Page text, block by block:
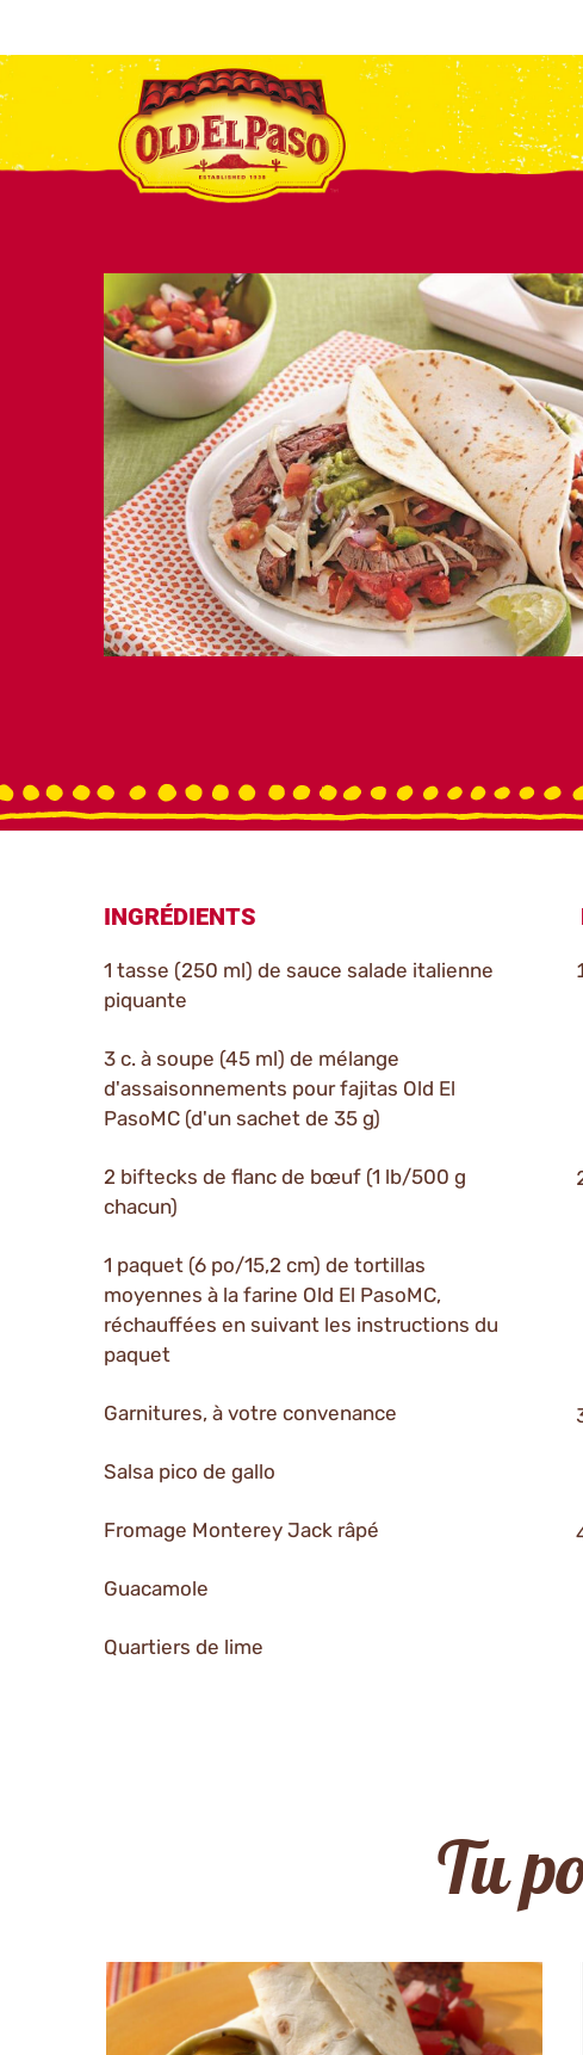
INGRÉDIENTS
1 tasse (250 ml) de sauce salade italienne
piquante
3 c. à soupe (45 ml) de mélange
d'assaisonnements pour fajitas Old El
PasoMC (d'un sachet de 35 g)
2 biftecks de flanc de bœuf (1 lb/500 g
chacun)
1 paquet (6 po/15,2 cm) de tortillas
moyennes à la farine Old El PasoMC,
réchauffées en suivant les instructions du
paquet
Garnitures, à votre convenance
Salsa pico de gallo
Fromage Monterey Jack râpé
Guacamole
Quartiers de lime
Tu